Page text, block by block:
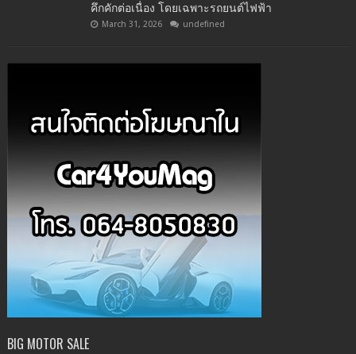
คึกคักต่อเนื่อง โดยเฉพาะรถยนต์ไฟฟ้า
March 31, 2026 undefined
BIG MOTOR SALE